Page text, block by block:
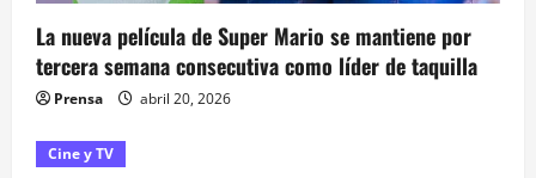
La nueva película de Super Mario se mantiene por
tercera semana consecutiva como líder de taquilla
Prensa abril 20, 2026
Cine y TV